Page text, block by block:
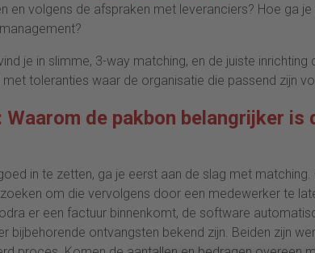
en volgens de afspraken met leveranciers? Hoe ga
je in slimme, 3-way matching, en de juiste inrichting
toleranties waar de organisatie die passend zijn
Waarom de pakbon belangrijker is
in te zetten, ga je eerst aan de slag met
om die vervolgens door een medewerker te
er een factuur binnenkomt, de software
bijbehorende ontvangsten bekend zijn. Beiden zijn